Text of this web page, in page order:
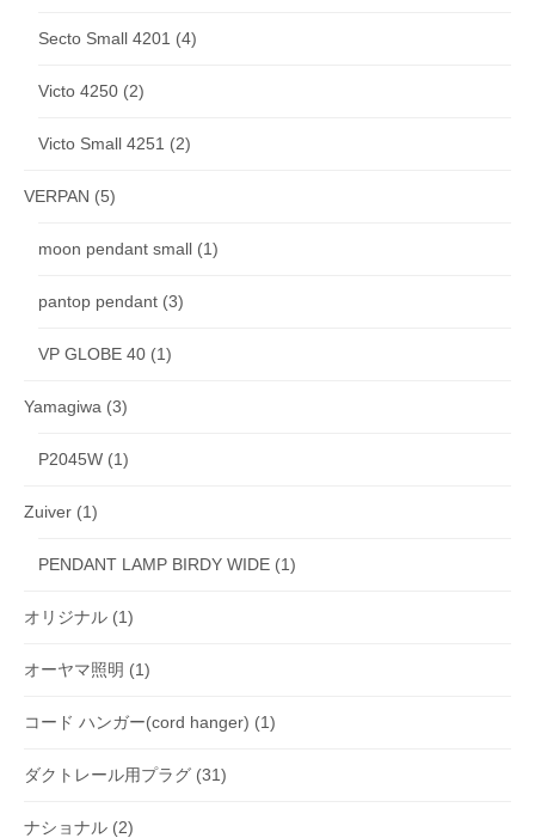
Secto Small 4201 (4)
Victo 4250 (2)
Victo Small 4251 (2)
VERPAN (5)
moon pendant small (1)
pantop pendant (3)
VP GLOBE 40 (1)
Yamagiwa (3)
P2045W (1)
Zuiver (1)
PENDANT LAMP BIRDY WIDE (1)
オリジナル (1)
オーヤマ照明 (1)
コード ハンガー(cord hanger) (1)
ダクトレール用プラグ (31)
ナショナル (2)